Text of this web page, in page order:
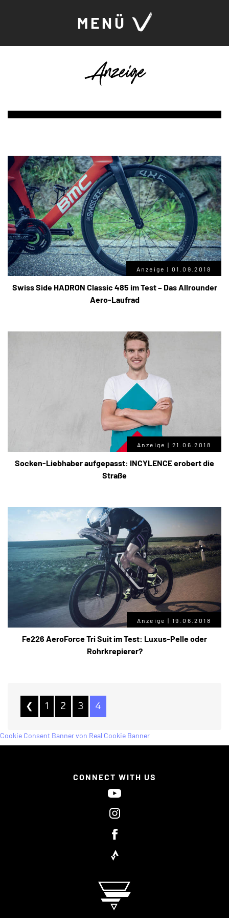
MENÜ
Anzeige
Anzeige | 01.09.2018
Swiss Side HADRON Classic 485 im Test – Das Allrounder
Aero-Laufrad
Anzeige | 21.06.2018
Socken-Liebhaber aufgepasst: INCYLENCE erobert die
Straße
Anzeige | 19.06.2018
Fe226 AeroForce Tri Suit im Test: Luxus-Pelle oder
Rohrkrepierer?
❮ 1 2 3 4
CONNECT WITH US
Cookie Consent Banner von Real Cookie Banner